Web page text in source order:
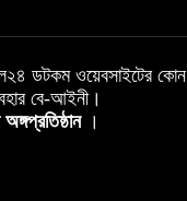
ডটকম ওয়েবসাইটের কোন
বে-আইনী।
।